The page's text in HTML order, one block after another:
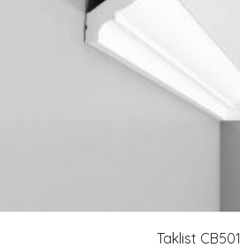
Taklist CB501